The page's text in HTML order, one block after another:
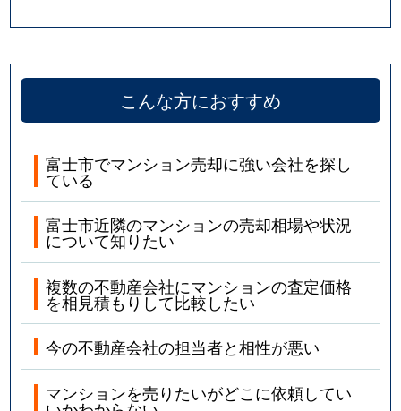
こんな方におすすめ
富士市でマンション売却に強い会社を探し
ている
富士市近隣のマンションの売却相場や状況
について知りたい
複数の不動産会社にマンションの査定価格
を相見積もりして比較したい
今の不動産会社の担当者と相性が悪い
マンションを売りたいがどこに依頼してい